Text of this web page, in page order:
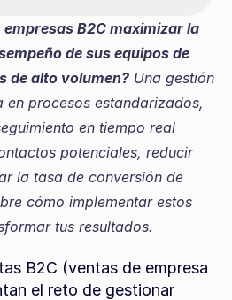
empresas B2C maximizar la
de sus equipos de
de alto volumen? Una gestión
en procesos estandarizados,
en tiempo real
potenciales, reducir
la tasa de conversión de
cómo implementar estos
tus resultados.
B2C (ventas de empresa
el reto de gestionar